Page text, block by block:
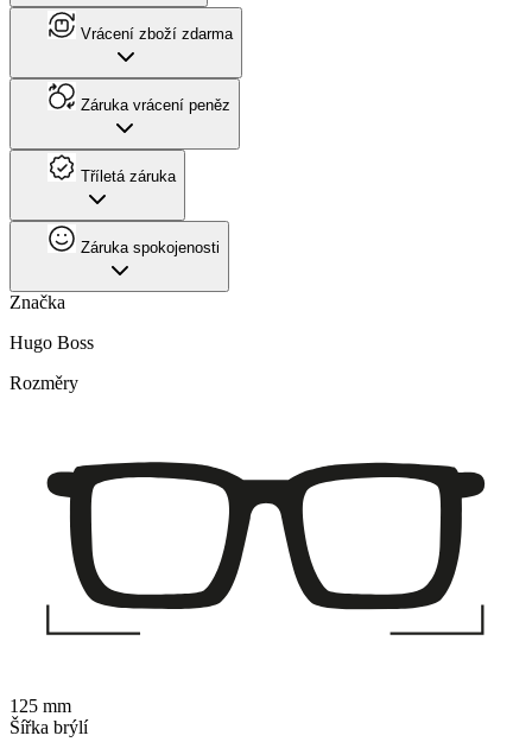
Vrácení zboží zdarma
Záruka vrácení peněz
Tříletá záruka
Záruka spokojenosti
Značka
Hugo Boss
Rozměry
125 mm
Šířka brýlí